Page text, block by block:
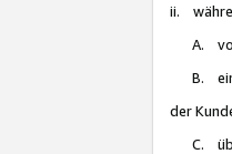
ii.
A.
B.
der
C.